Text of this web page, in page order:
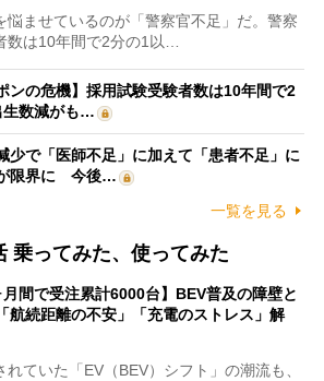
ませているのが「警察官不足」だ。警察
数は10年間で2分の1以…
ンの危機】採用試験受験者数は10年間で2
数減がも…
少で「医師不足」に加えて「患者不足」に
限界に 今後…
一覧を見る
乗ってみた、使ってみた
月間で受注累計6000台】BEV普及の障壁と
航続距離の不安」「充電のストレス」解
ていた「EV（BEV）シフト」の潮流も、